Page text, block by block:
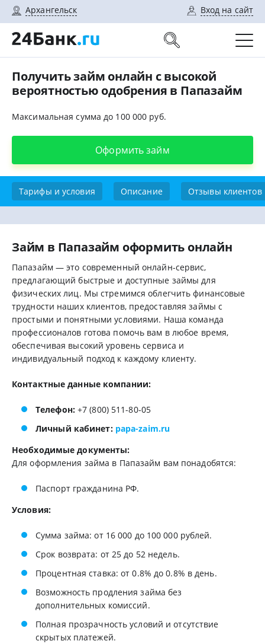
Архангельск Вход на сайт
Получить займ онлайн с высокой
вероятностью одобрения в Папазайм
Максимальная сумма до 100 000 руб.
Оформить займ
Тарифы и условия Описание Отзывы клиентов
Займ в Папазайм оформить онлайн
Папазайм — это современный онлайн-сервис,
предлагающий быстрые и доступные займы для
физических лиц. Мы стремимся облегчить финансовые
трудности наших клиентов, предоставляя займы с
простыми и понятными условиями. Наша команда
профессионалов готова помочь вам в любое время,
обеспечивая высокий уровень сервиса и
индивидуальный подход к каждому клиенту.
Контактные данные компании:
Телефон:+7 (800) 511-80-05
Личный кабинет: papa-zaim.ru
Необходимые документы:
Для оформления займа в Папазайм вам понадобятся:
Паспорт гражданина РФ.
Условия:
Сумма займа: от 16 000 до 100 000 рублей.
Срок возврата: от 25 до 52 недель.
Процентная ставка: от 0.8% до 0.8% в день.
Возможность продления займа без
дополнительных комиссий.
Полная прозрачность условий и отсутствие
скрытых платежей.